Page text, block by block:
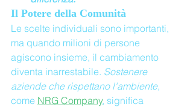
Il Potere della Comunità
Le scelte individuali sono importanti,
ma quando milioni di persone
agiscono insieme, il cambiamento
diventa inarrestabile. Sostenere
aziende che rispettano l'ambiente,
come NRG Company, significa